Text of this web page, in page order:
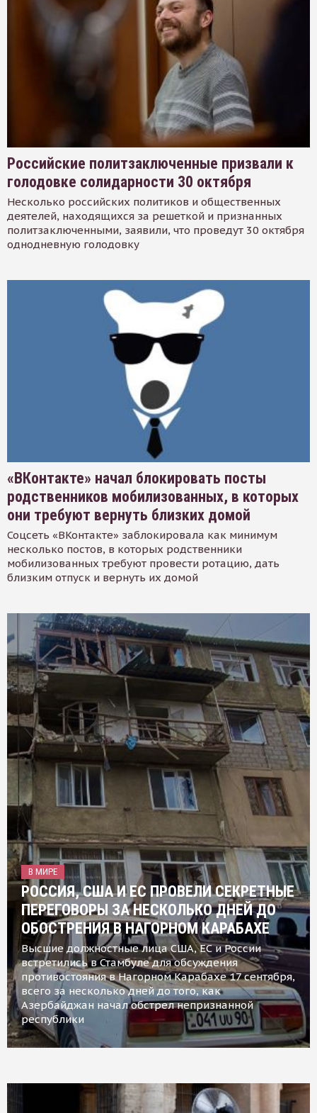
Российские политзаключенные призвали к
голодовке солидарности 30 октября
Несколько российских политиков и общественных
деятелей, находящихся за решеткой и признанных
политзаключенными, заявили, что проведут 30 октября
однодневную голодовку
«ВКонтакте» начал блокировать посты
родственников мобилизованных, в которых
они требуют вернуть близких домой
Соцсеть «ВКонтакте» заблокировала как минимум
несколько постов, в которых родственники
мобилизованных требуют провести ротацию, дать
близким отпуск и вернуть их домой
В МИРЕ
РОССИЯ, США И ЕС ПРОВЕЛИ СЕКРЕТНЫЕ
ПЕРЕГОВОРЫ ЗА НЕСКОЛЬКО ДНЕЙ ДО
ОБОСТРЕНИЯ В НАГОРНОМ КАРАБАХЕ
Высшие должностные лица США, ЕС и России
встретились в Стамбуле для обсуждения
противостояния в Нагорном Карабахе 17 сентября,
всего за несколько дней до того, как
Азербайджан начал обстрел непризнанной
республики